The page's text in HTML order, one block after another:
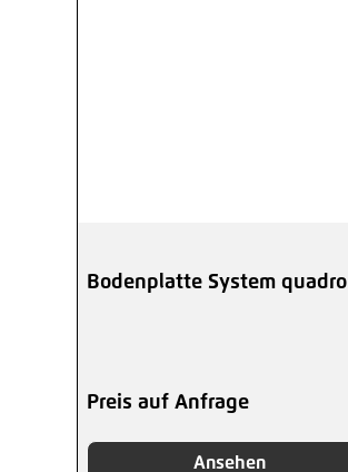
Bodenplatte System quadro
Preis auf Anfrage
Ansehen